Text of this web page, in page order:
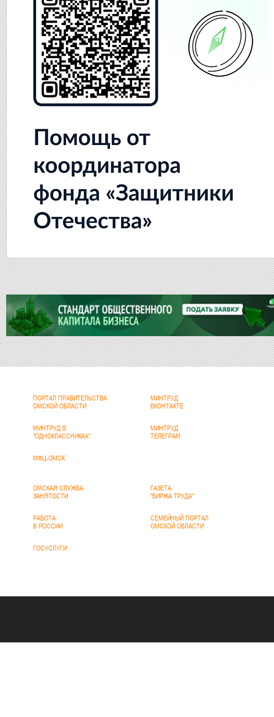
ПОРТАЛ ПРАВИТЕЛЬСТВА
ОМСКОЙ ОБЛАСТИ
МИНТРУД
ВКОНТАКТЕ
МИНТРУД В
"ОДНОКЛАССНИКАХ"
МИНТРУД
ТЕЛЕГРАМ
МФЦ-ОМСК
ОМСКАЯ СЛУЖБА
ЗАНЯТОСТИ
ГАЗЕТА
"БИРЖА ТРУДА"
РАБОТА
В РОССИИ
СЕМЕЙНЫЙ ПОРТАЛ
ОМСКОЙ ОБЛАСТИ
ГОСУСЛУГИ